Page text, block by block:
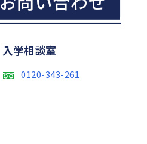
入学相談室
0120-343-261